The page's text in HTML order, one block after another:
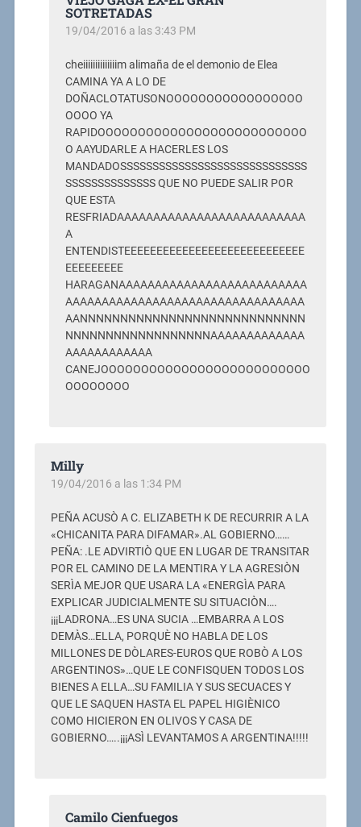
SOTRETADAS
19/04/2016 a las 3:43 PM
cheiiiiiiiiiiiiiim alimaña de el demonio de Elea
CAMINA YA A LO DE
DOÑACLOTATUSONOOOOOOOOOOOOOOOOO
OOOO YA
RAPIDOOOOOOOOOOOOOOOOOOOOOOOOOO
O AAYUDARLE A HACERLES LOS
MANDADOSSSSSSSSSSSSSSSSSSSSSSSSSSSSS
SSSSSSSSSSSSSS QUE NO PUEDE SALIR POR
QUE ESTA
RESFRIADAAAAAAAAAAAAAAAAAAAAAAAAAA
A
ENTENDISTEEEEEEEEEEEEEEEEEEEEEEEEEEEE
EEEEEEEEE
HARAGANAAAAAAAAAAAAAAAAAAAAAAAAAA
AAAAAAAAAAAAAAAAAAAAAAAAAAAAAAAAA
AANNNNNNNNNNNNNNNNNNNNNNNNNNNN
NNNNNNNNNNNNNNNNNNAAAAAAAAAAAAA
AAAAAAAAAAAA
CANEJOOOOOOOOOOOOOOOOOOOOOOOOOO
OOOOOOOO
Milly
19/04/2016 a las 1:34 PM
PEÑA ACUSÒ A C. ELIZABETH K DE RECURRIR A LA
«CHICANITA PARA DIFAMAR».AL GOBIERNO……
PEÑA: .LE ADVIRTIÒ QUE EN LUGAR DE TRANSITAR
POR EL CAMINO DE LA MENTIRA Y LA AGRESIÒN
SERÌA MEJOR QUE USARA LA «ENERGÌA PARA
EXPLICAR JUDICIALMENTE SU SITUACIÒN….
¡¡¡LADRONA…ES UNA SUCIA …EMBARRA A LOS
DEMÀS…ELLA, PORQUÈ NO HABLA DE LOS
MILLONES DE DÒLARES-EUROS QUE ROBÒ A LOS
ARGENTINOS»…QUE LE CONFISQUEN TODOS LOS
BIENES A ELLA…SU FAMILIA Y SUS SECUACES Y
QUE LE SAQUEN HASTA EL PAPEL HIGIÈNICO
COMO HICIERON EN OLIVOS Y CASA DE
GOBIERNO…..¡¡¡ASÌ LEVANTAMOS A ARGENTINA!!!!!
Camilo Cienfuegos